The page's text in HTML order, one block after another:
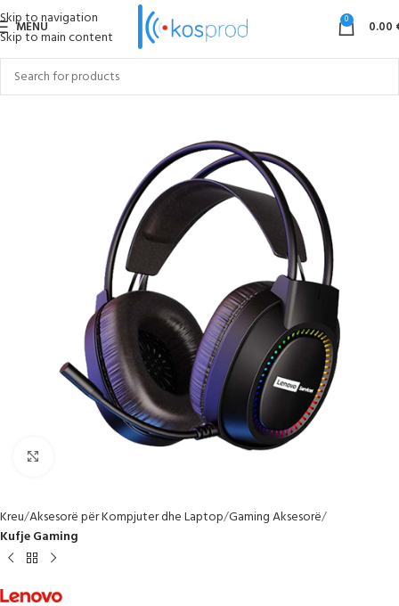
Skip to navigation
Skip to main content
MENU 0 0.00
Kreu Aksesorë për Kompjuter dhe Laptop Gaming Aksesorë
Kufje Gaming